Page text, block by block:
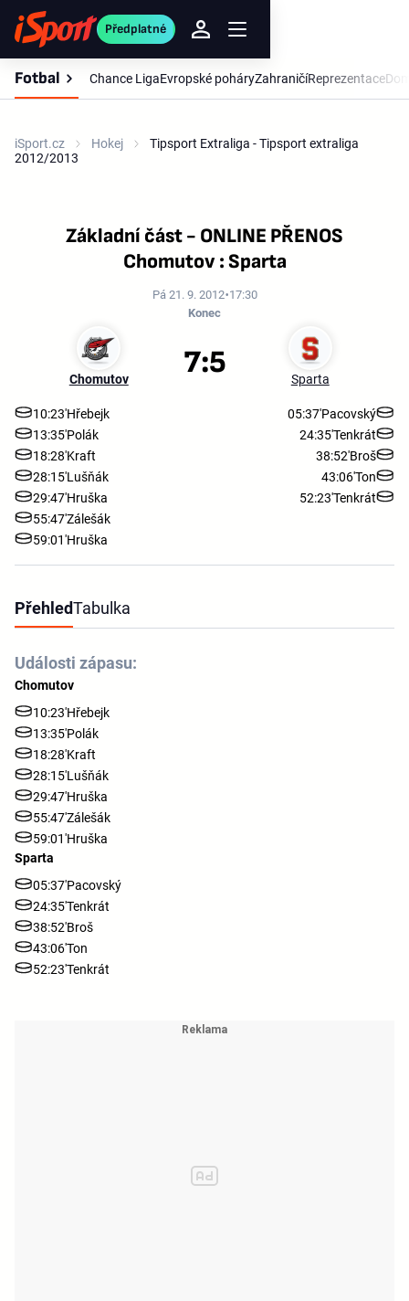
Předplatné
Fotbal Chance LigaEvropské poháryZahraničíReprezentace
iSport.cz Hokej
Tipsport Extraliga - Tipsport extraliga
2012/2013
Základní část - ONLINE PŘENOS
Chomutov : Sparta
Pá 21. 9. 2012 17:30
Konec
Chomutov Sparta
7:5
10:23'Hřebejk
13:35'Polák
18:28'Kraft
28:15'Lušňák
29:47'Hruška
55:47'Zálešák
59:01'Hruška
05:37'Pacovský
24:35'Tenkrát
38:52'Broš
43:06'Ton
52:23'Tenkrát
PřehledTabulka
Události zápasu:
Chomutov
10:23'Hřebejk
13:35'Polák
18:28'Kraft
28:15'Lušňák
29:47'Hruška
55:47'Zálešák
59:01'Hruška
Sparta
05:37'Pacovský
24:35'Tenkrát
38:52'Broš
43:06'Ton
52:23'Tenkrát